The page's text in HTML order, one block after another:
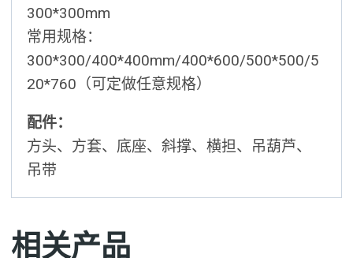
300*300mm
常用规格：
300*300/400*400mm/400*600/500*500/5
20*760（可定做任意规格）
配件：
方头、方套、底座、斜撑、横担、吊葫芦、
吊带
相关产品